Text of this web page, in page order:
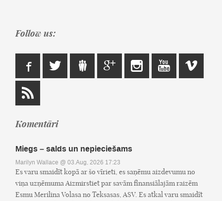
Follow us:
Komentāri
Miegs – salds un nepieciešams
Marilyn Wallace @ 03.Aug, 2026 17:23
Es varu smaidīt kopā ar šo vīrieti, es saņēmu aizdevumu no
viņa uzņēmuma Aizmirstiet par savām finansiālajām raizēm
Esmu Merilina Volasa no Teksasas, ASV. Es atkal varu smaidīt